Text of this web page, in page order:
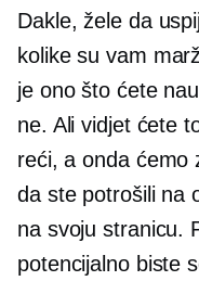
Dakle, žele da
kolike su vam
je ono što ćete
ne. Ali vidjet ćete
reći, a onda ćemo
da ste potrošili na
na svoju stranicu.
potencijalno biste